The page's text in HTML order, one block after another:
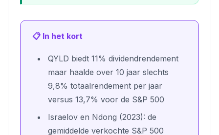
📋 In het kort
QYLD biedt 11% dividendrendement
maar haalde over 10 jaar slechts
9,8% totaalrendement per jaar
versus 13,7% voor de S&P 500
Israelov en Ndong (2023): de
gemiddelde verkochte S&P 500